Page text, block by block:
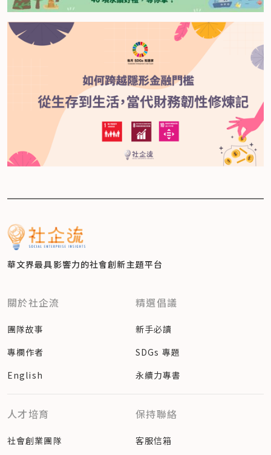
華文界最具影響力的社會創新主題平台
關於社企流
團隊故事
專欄作者
English
精選倡議
新手必讀
SDGs 專題
永續力專書
人才培育
社會創業團隊
保持聯絡
客服信箱